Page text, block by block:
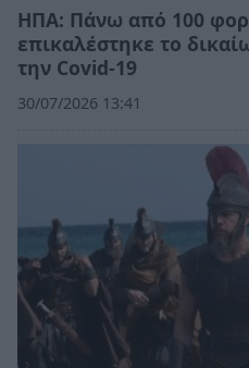
ΗΠΑ: Πάνω από 100
επικαλέστηκε το
την Covid-19
30/07/2026 13:41